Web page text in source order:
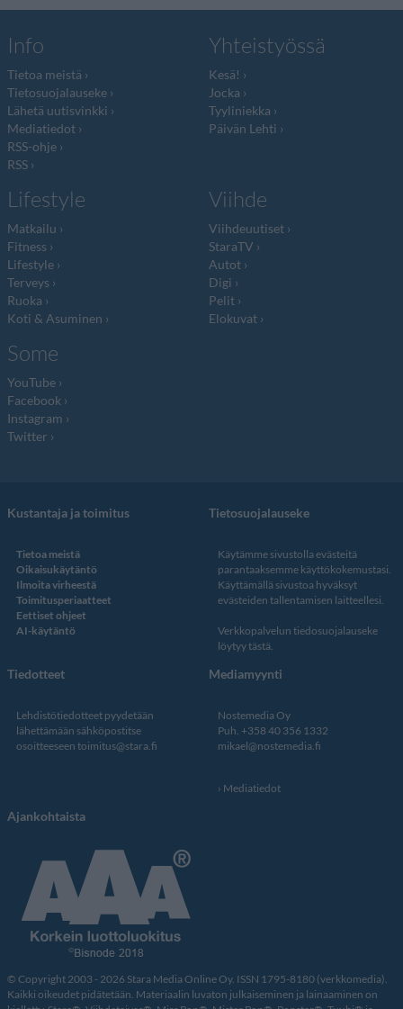
Info
Tietoa meistä
Tietosuojalauseke
Lähetä uutisvinkki
Mediatiedot
RSS-ohje
RSS
Yhteistyössä
Kesä!
Jocka
Tyyliniekka
Päivän Lehti
Lifestyle
Matkailu
Fitness
Lifestyle
Terveys
Ruoka
Koti & Asuminen
Viihde
Viihdeuutiset
StaraTV
Autot
Digi
Pelit
Elokuvat
Some
YouTube
Facebook
Instagram
Twitter
Kustantaja ja toimitus
Tietoa meistä
Oikaisukäytäntö
Ilmoita virheestä
Toimitusperiaatteet
Eettiset ohjeet
AI-käytäntö
Tietosuojalauseke
Käytämme sivustolla evästeitä
parantaaksemme käyttökokemustasi.
Käyttämällä sivustoa hyväksyt
evästeiden tallentamisen laitteellesi.
Verkkopalvelun tiedosuojalauseke
löytyy tästä.
Tiedotteet
Lehdistötiedotteet pyydetään
lähettämään sähköpostitse
osoitteeseen toimitus@stara.fi
Mediamyynti
Nostemedia Oy
Puh. +358 40 356 1332
mikael@nostemedia.fi
Mediatiedot
Ajankohtaista
© Copyright 2003 - 2026 Stara Media Online Oy. ISSN 1795-8180 (verkkomedia).
Kaikki oikeudet pidätetään. Materiaalin luvaton julkaiseminen ja lainaaminen on